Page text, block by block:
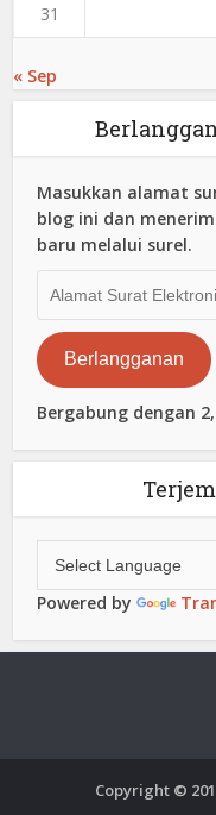
31
« Sep
Masukkan alamat
blog ini dan
baru melalui surel.
Surat
Elektronik
Berlangganan
Bergabung dengan
Powered by
Copyright ©